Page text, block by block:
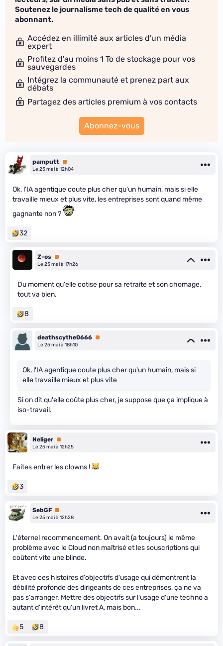
Soutenez le journalisme tech de qualité en vous
abonnant.
Accédez en illimité aux articles d'un média
expert
Profitez d'au moins 1 To de stockage pour vos
sauvegardes
Intégrez la communauté et prenez part aux
débats
Partagez des articles premium à vos contacts
Abonnez-vous
pamputt Premium
Le 25 mai à 12h04
Ok, l'IA agentique coute plus cher qu'un humain, mais si elle
travaille mieux et plus vite, les entreprises sont quand même
gagnante non ?
32
Z-os Premium
Le 25 mai à 17h26
Du moment qu'elle cotise pour sa retraite et son chomage,
tout va bien.
8
deathscythe0666 Premium
Le 25 mai à 18h10
Ok, l'IA agentique coute plus cher qu'un humain, mais si
elle travaille mieux et plus vite
Si on dit qu'elle coûte plus cher, je suppose que ça implique à
iso-travail.
Neliger Premium
Le 25 mai à 12h25
Faites entrer les clowns !
3
SebGF Premium
Le 25 mai à 12h28
L'éternel recommencement. On avait (a toujours) le même
problème avec le Cloud non maîtrisé et les souscriptions qui
coûtent vite une blinde.
Et avec ces histoires d'objectifs d'usage qui démontrent la
débilité profonde des dirigeants de ces entreprises, ça ne va
pas s'arranger. Mettre des objectifs sur l'usage d'une techno a
autant d'intérêt qu'un livret A, mais bon...
5 8